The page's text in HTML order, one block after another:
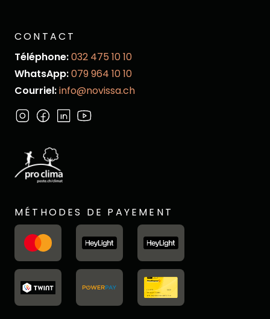
CONTACT
Téléphone:032 475 10 10
WhatsApp:079 964 10 10
Courriel:info@novissa.ch
MÉTHODES DE PAYEMENT